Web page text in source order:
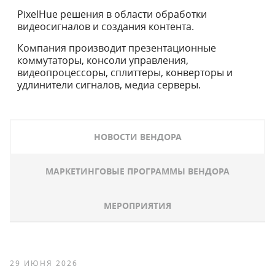
PixelHue решения в области обработки
видеосигналов и создания контента.
Компания производит презентационные
коммутаторы, консоли управления,
видеопроцессоры, сплиттеры, конверторы и
удлинители сигналов, медиа серверы.
НОВОСТИ ВЕНДОРА
МАРКЕТИНГОВЫЕ ПРОГРАММЫ ВЕНДОРА
МЕРОПРИЯТИЯ
29 ИЮНЯ 2026